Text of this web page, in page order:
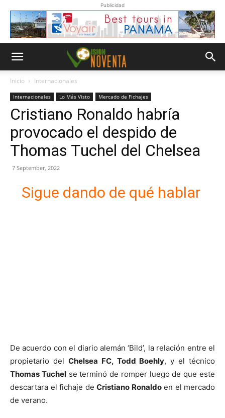
Publicidad
Inicio Internacionales
Internacionales Lo Más Visto Mercado de Fichajes
Cristiano Ronaldo habría
provocado el despido de
Thomas Tuchel del Chelsea
7 September, 2022
Sigue dando de qué hablar
De acuerdo con el diario alemán ‘Bild’, la relación entre el
propietario del Chelsea FC, Todd Boehly, y el técnico
Thomas Tuchelse terminó de romper luego de que este
descartara el fichaje de Cristiano Ronaldoen el mercado
de verano.